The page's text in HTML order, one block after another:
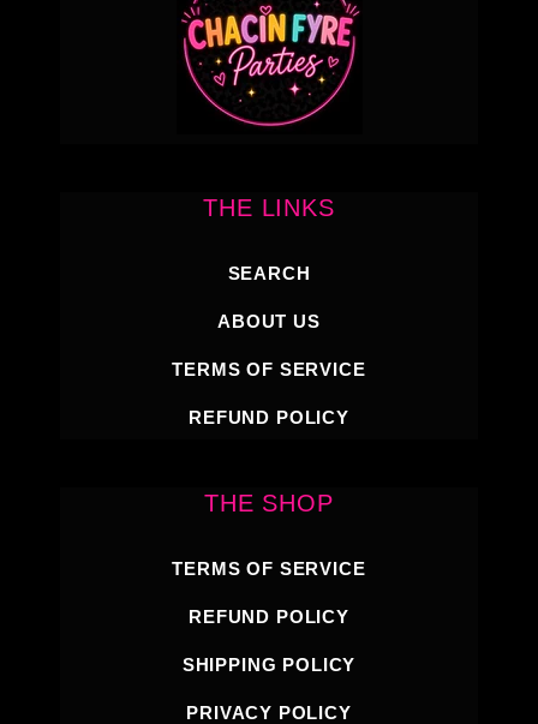
THE LINKS
SEARCH
ABOUT US
TERMS OF SERVICE
REFUND POLICY
THE SHOP
TERMS OF SERVICE
REFUND POLICY
SHIPPING POLICY
PRIVACY POLICY